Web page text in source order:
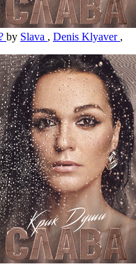
by Slava , Denis Klyaver ,